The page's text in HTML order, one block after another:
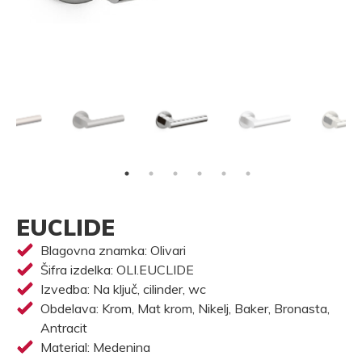
EUCLIDE
Blagovna znamka: Olivari
Šifra izdelka: OLI.EUCLIDE
Izvedba: Na ključ, cilinder, wc
Obdelava: Krom, Mat krom, Nikelj, Baker, Bronasta,
Antracit
Material: Medenina